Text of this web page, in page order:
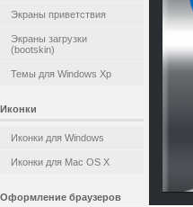
Экраны приветствия
Экраны загрузки
(bootskin)
Темы для Windows Xp
Иконки
Иконки для Windows
Иконки для Mac OS X
Оформление браузеров